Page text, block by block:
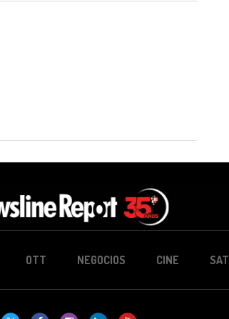
OTT NEGOCIOS CINE